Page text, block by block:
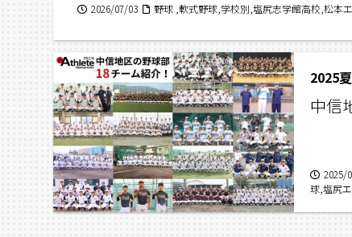
2026/07/03 野球 ,軟式野球,学校別,塩尻志学館高校,松本
2025
中信
2025/
球,塩尻
夏の高